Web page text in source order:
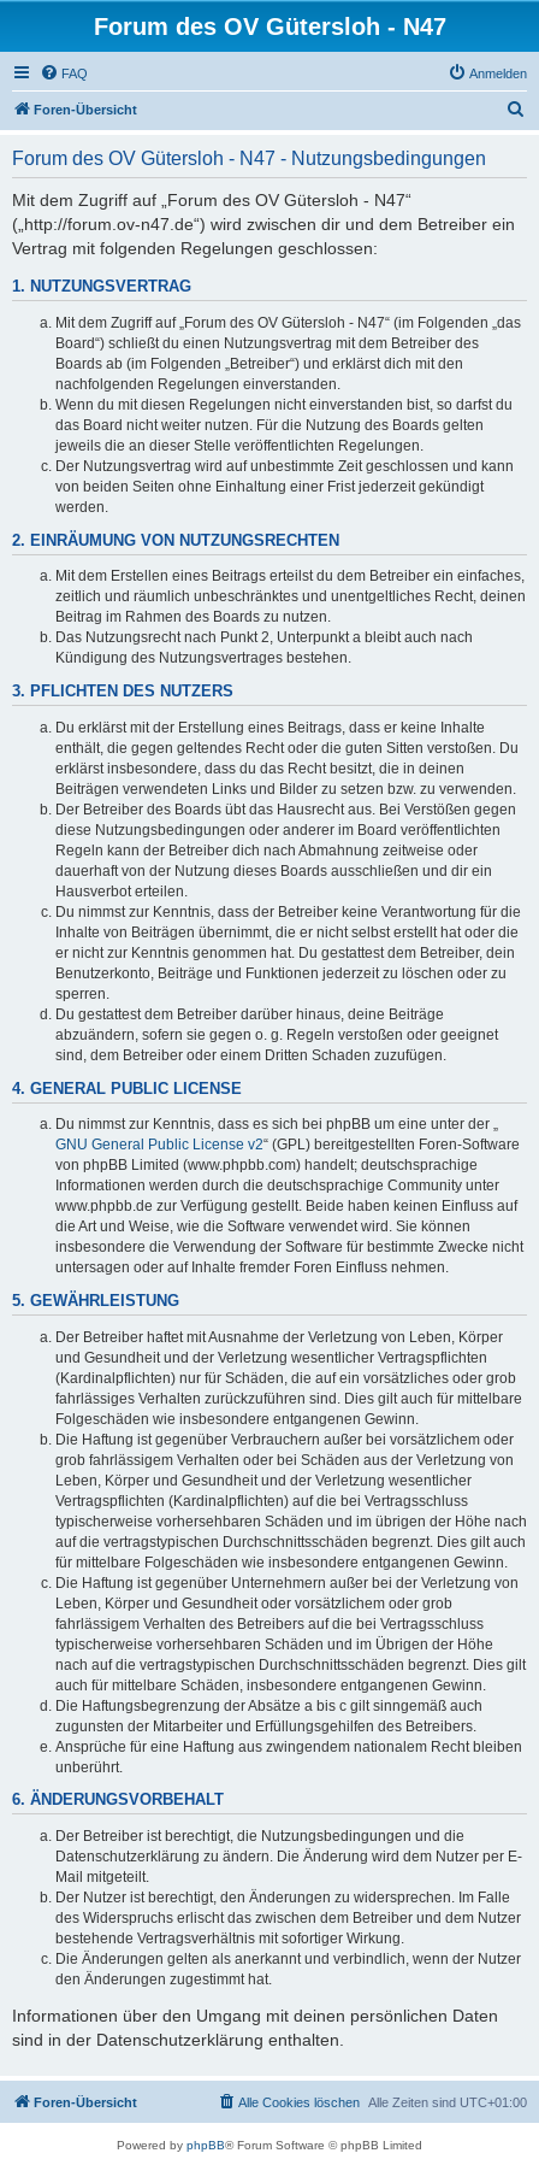
Forum des OV Gütersloh - N47
FAQ Anmelden
Foren-Übersicht
Forum des OV Gütersloh - N47 - Nutzungsbedingungen
Mit dem Zugriff auf „Forum des OV Gütersloh - N47“
(„http://forum.ov-n47.de“) wird zwischen dir und dem Betreiber ein
Vertrag mit folgenden Regelungen geschlossen:
1. NUTZUNGSVERTRAG
Mit dem Zugriff auf „Forum des OV Gütersloh - N47“ (im Folgenden „das
Board“) schließt du einen Nutzungsvertrag mit dem Betreiber des
Boards ab (im Folgenden „Betreiber“) und erklärst dich mit den
nachfolgenden Regelungen einverstanden.
Wenn du mit diesen Regelungen nicht einverstanden bist, so darfst du
das Board nicht weiter nutzen. Für die Nutzung des Boards gelten
jeweils die an dieser Stelle veröffentlichten Regelungen.
Der Nutzungsvertrag wird auf unbestimmte Zeit geschlossen und kann
von beiden Seiten ohne Einhaltung einer Frist jederzeit gekündigt
werden.
2. EINRÄUMUNG VON NUTZUNGSRECHTEN
Mit dem Erstellen eines Beitrags erteilst du dem Betreiber ein einfaches,
zeitlich und räumlich unbeschränktes und unentgeltliches Recht, deinen
Beitrag im Rahmen des Boards zu nutzen.
Das Nutzungsrecht nach Punkt 2, Unterpunkt a bleibt auch nach
Kündigung des Nutzungsvertrages bestehen.
3. PFLICHTEN DES NUTZERS
Du erklärst mit der Erstellung eines Beitrags, dass er keine Inhalte
enthält, die gegen geltendes Recht oder die guten Sitten verstoßen. Du
erklärst insbesondere, dass du das Recht besitzt, die in deinen
Beiträgen verwendeten Links und Bilder zu setzen bzw. zu verwenden.
Der Betreiber des Boards übt das Hausrecht aus. Bei Verstößen gegen
diese Nutzungsbedingungen oder anderer im Board veröffentlichten
Regeln kann der Betreiber dich nach Abmahnung zeitweise oder
dauerhaft von der Nutzung dieses Boards ausschließen und dir ein
Hausverbot erteilen.
Du nimmst zur Kenntnis, dass der Betreiber keine Verantwortung für die
Inhalte von Beiträgen übernimmt, die er nicht selbst erstellt hat oder die
er nicht zur Kenntnis genommen hat. Du gestattest dem Betreiber, dein
Benutzerkonto, Beiträge und Funktionen jederzeit zu löschen oder zu
sperren.
Du gestattest dem Betreiber darüber hinaus, deine Beiträge
abzuändern, sofern sie gegen o. g. Regeln verstoßen oder geeignet
sind, dem Betreiber oder einem Dritten Schaden zuzufügen.
4. GENERAL PUBLIC LICENSE
Du nimmst zur Kenntnis, dass es sich bei phpBB um eine unter der „
GNU General Public License v2“ (GPL) bereitgestellten Foren-Software
von phpBB Limited (www.phpbb.com) handelt; deutschsprachige
Informationen werden durch die deutschsprachige Community unter
www.phpbb.de zur Verfügung gestellt. Beide haben keinen Einfluss auf
die Art und Weise, wie die Software verwendet wird. Sie können
insbesondere die Verwendung der Software für bestimmte Zwecke nicht
untersagen oder auf Inhalte fremder Foren Einfluss nehmen.
5. GEWÄHRLEISTUNG
Der Betreiber haftet mit Ausnahme der Verletzung von Leben, Körper
und Gesundheit und der Verletzung wesentlicher Vertragspflichten
(Kardinalpflichten) nur für Schäden, die auf ein vorsätzliches oder grob
fahrlässiges Verhalten zurückzuführen sind. Dies gilt auch für mittelbare
Folgeschäden wie insbesondere entgangenen Gewinn.
Die Haftung ist gegenüber Verbrauchern außer bei vorsätzlichem oder
grob fahrlässigem Verhalten oder bei Schäden aus der Verletzung von
Leben, Körper und Gesundheit und der Verletzung wesentlicher
Vertragspflichten (Kardinalpflichten) auf die bei Vertragsschluss
typischerweise vorhersehbaren Schäden und im übrigen der Höhe nach
auf die vertragstypischen Durchschnittsschäden begrenzt. Dies gilt auch
für mittelbare Folgeschäden wie insbesondere entgangenen Gewinn.
Die Haftung ist gegenüber Unternehmern außer bei der Verletzung von
Leben, Körper und Gesundheit oder vorsätzlichem oder grob
fahrlässigem Verhalten des Betreibers auf die bei Vertragsschluss
typischerweise vorhersehbaren Schäden und im Übrigen der Höhe
nach auf die vertragstypischen Durchschnittsschäden begrenzt. Dies gilt
auch für mittelbare Schäden, insbesondere entgangenen Gewinn.
Die Haftungsbegrenzung der Absätze a bis c gilt sinngemäß auch
zugunsten der Mitarbeiter und Erfüllungsgehilfen des Betreibers.
Ansprüche für eine Haftung aus zwingendem nationalem Recht bleiben
unberührt.
6. ÄNDERUNGSVORBEHALT
Der Betreiber ist berechtigt, die Nutzungsbedingungen und die
Datenschutzerklärung zu ändern. Die Änderung wird dem Nutzer per E-
Mail mitgeteilt.
Der Nutzer ist berechtigt, den Änderungen zu widersprechen. Im Falle
des Widerspruchs erlischt das zwischen dem Betreiber und dem Nutzer
bestehende Vertragsverhältnis mit sofortiger Wirkung.
Die Änderungen gelten als anerkannt und verbindlich, wenn der Nutzer
den Änderungen zugestimmt hat.
Informationen über den Umgang mit deinen persönlichen Daten
sind in der Datenschutzerklärung enthalten.
Foren-Übersicht Alle Zeiten sind UTC+01:00
Alle Cookies löschen
Powered by phpBB® Forum Software © phpBB Limited